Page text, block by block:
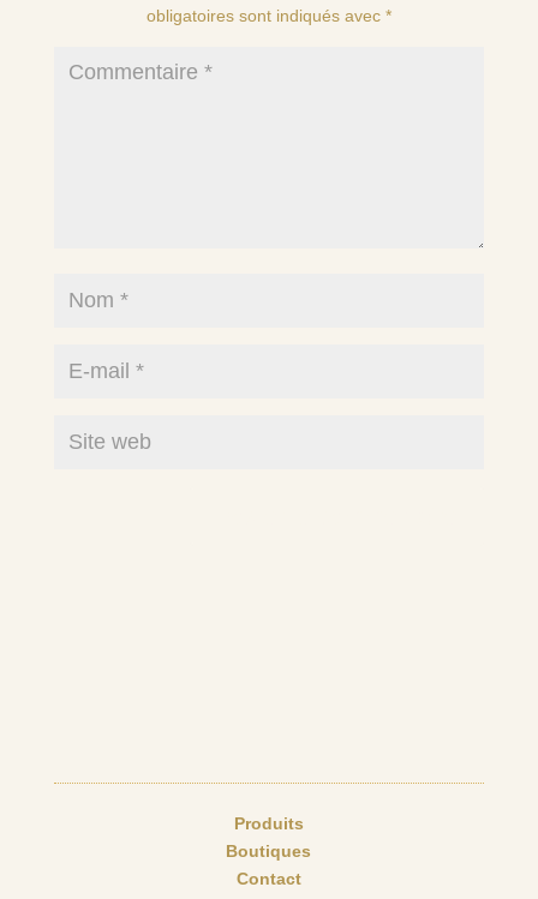
obligatoires sont indiqués avec *
Produits
Boutiques
Contact